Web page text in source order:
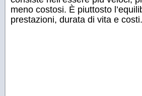
meno costosi. È piuttosto
prestazioni, durata di vita e costi.